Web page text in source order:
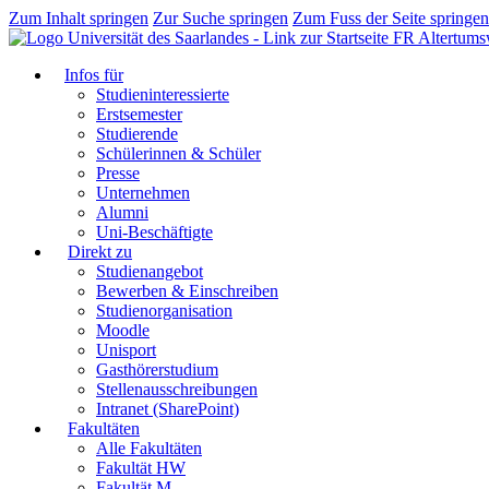
Zum Inhalt springen Zur Suche springen Zum Fuss der Seite springen
FR
Infos für
Studieninteressierte
Erstsemester
Studierende
Schülerinnen & Schüler
Presse
Unternehmen
Alumni
Uni-Beschäftigte
Direkt zu
Studienangebot
Bewerben & Einschreiben
Studienorganisation
Moodle
Unisport
Gasthörerstudium
Stellenausschreibungen
Intranet (SharePoint)
Fakultäten
Alle Fakultäten
Fakultät HW